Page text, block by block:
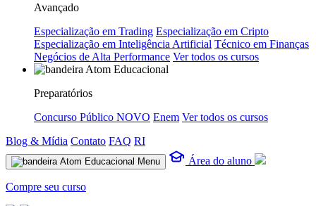
Avançado
Especialização em Trading Especialização em Cripto
Especialização em Inteligência Artificial Técnico em Finanças
Negócios de Alta Performance Ver todos os cursos
Preparatórios
Concurso Público NOVO Enem Ver todos os cursos
Blog & Mídia Contato FAQ RI
Menu Área do aluno
Compre seu curso